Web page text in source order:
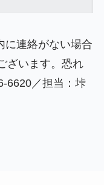
連絡がない場合
ざいます。恐れ
6620／担当：垰